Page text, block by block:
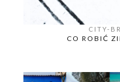
CITY-
CO ROBIĆ